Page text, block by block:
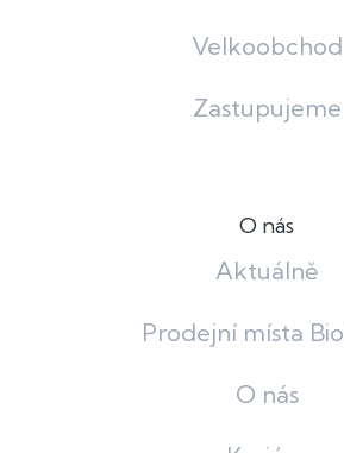
Velkoobchod
Zastupujeme
O nás
Aktuálně
Prodejní místa
O nás